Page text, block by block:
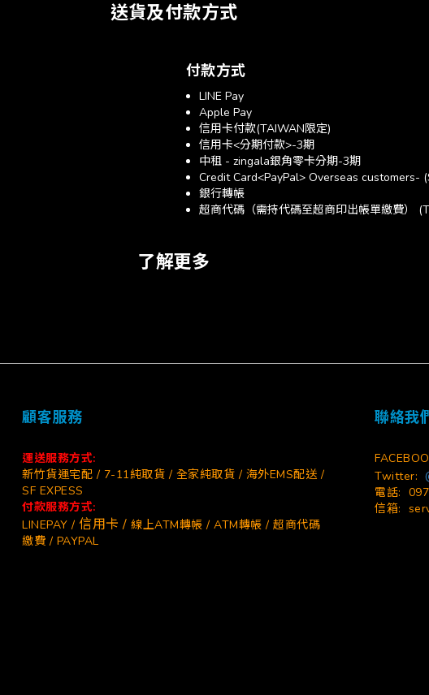
送貨及付款方式
付款方式
LINE Pay
Apple Pay
信用卡付款(TAIWAN限定)
信用卡<分期付款>-3期
中租 - zingala銀角零卡分期-3期
Credit Card<PayPal> Overseas customers-
銀行轉帳
超商代碼（需持代碼至超商印出帳單繳費）
了解更多
顧客服務
運送服務方式:
新竹貨運宅配 / 7-11純取貨 / 全家純取貨 / 海外EMS配送 /
SF EXPESS
付款服務方式:
LINEPAY / 信用卡 / 線上ATM轉帳 / ATM轉帳 / 超商代碼
繳費 / PAYPAL
聯絡我
Twitter:
電話:
信箱: